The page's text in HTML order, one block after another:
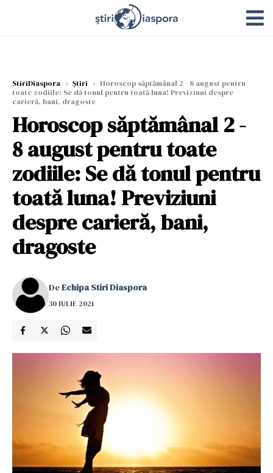
StiriDiaspora › Știri › Horoscop săptămânal 2 - 8 august pentru
toate zodiile: Se dă tonul pentru toată luna! Previziuni despre
carieră, bani, dragoste
Horoscop săptămânal 2 -
8 august pentru toate
zodiile: Se dă tonul pentru
toată luna! Previziuni
despre carieră, bani,
dragoste
DeEchipa Stiri Diaspora
30 IULIE 2021